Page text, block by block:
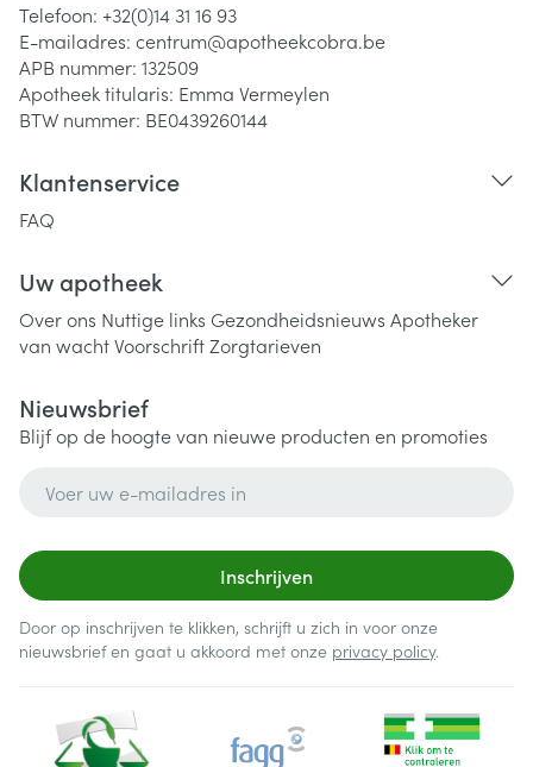
Telefoon: +32(0)14 31 16 93
E-mailadres: centrum@apotheekcobra.be
APB nummer: 132509
Apotheek titularis: Emma Vermeylen
BTW nummer: BE0439260144
Klantenservice
FAQ
Uw apotheek
Over ons Nuttige links Gezondheidsnieuws Apotheker
van wachtVoorschriftZorgtarieven
Nieuwsbrief
Blijf op de hoogte van nieuwe producten en promoties
Inschrijven
Door op inschrijven te klikken, schrijft u zich in voor onze
nieuwsbrief en gaat u akkoord met onze privacy policy.